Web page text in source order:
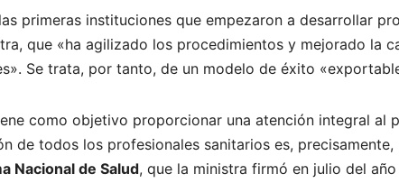
primeras instituciones que empezaron a desarrollar
que «ha agilizado los procedimientos y mejorado la
Se trata, por tanto, de un modelo de éxito
como objetivo proporcionar una atención integral al
de todos los profesionales sanitarios es, precisamente,
Nacional de Salud, que la ministra firmó en julio del